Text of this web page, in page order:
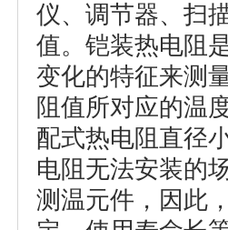
仪、调节器、扫
值。铠装热电阻
变化的特征来测
阻值所对应的温
配式热电阻直径
电阻无法安装的
测温元件，因此